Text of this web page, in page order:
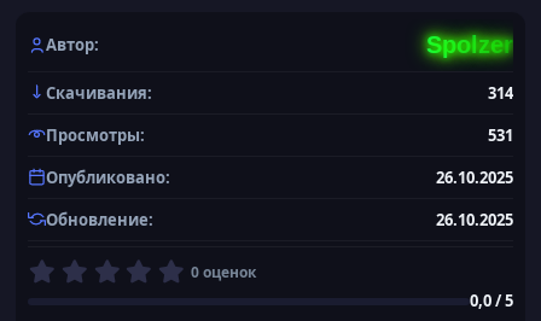
Автор Spolzer
Скачивания
314
Просмотры
531
Опубликовано
26.10.2025
Обновление
26.10.2025
0
0 оценок
0,0 / 5